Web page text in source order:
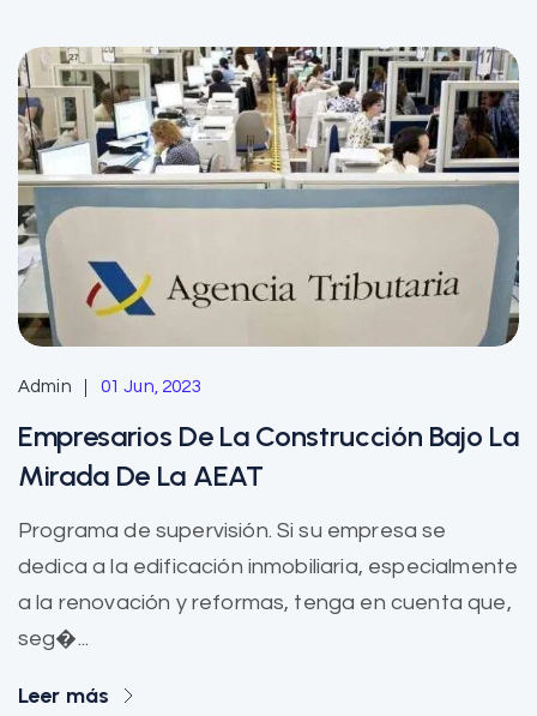
Admin 01 Jun, 2023
Empresarios De La Construcción Bajo La
Mirada De La AEAT
Programa de supervisión. Si su empresa se
dedica a la edificación inmobiliaria, especialmente
a la renovación y reformas, tenga en cuenta que,
seg�...
Leer más